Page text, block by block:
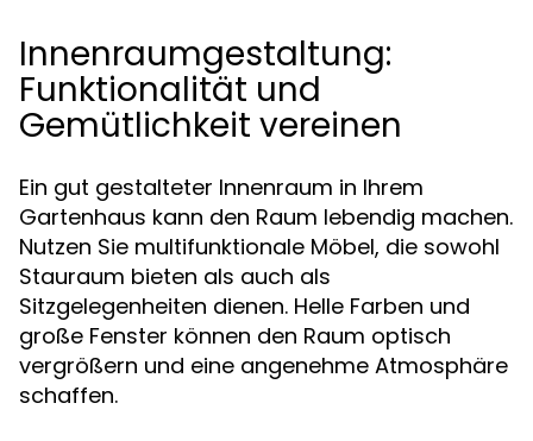
Innenraumgestaltung:
Funktionalität und
Gemütlichkeit vereinen
Ein gut gestalteter Innenraum in Ihrem
Gartenhaus kann den Raum lebendig machen.
Nutzen Sie multifunktionale Möbel, die sowohl
Stauraum bieten als auch als
Sitzgelegenheiten dienen. Helle Farben und
große Fenster können den Raum optisch
vergrößern und eine angenehme Atmosphäre
schaffen.